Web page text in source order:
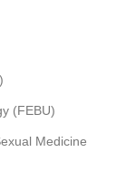
(FEBU)
Medicine